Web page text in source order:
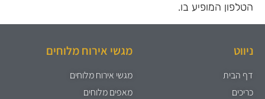
הטלפון המופיע בו.
ניווט
דף הבית
כריכים
מגשי אירוח מלוחים
מגשי אירוח מלוחים
מאפים מלוחים